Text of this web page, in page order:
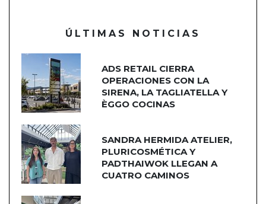
ÚLTIMAS NOTICIAS
ADS RETAIL CIERRA
OPERACIONES CON LA
SIRENA, LA TAGLIATELLA Y
ÈGGO COCINAS
SANDRA HERMIDA ATELIER,
PLURICOSMÉTICA Y
PADTHAIWOK LLEGAN A
CUATRO CAMINOS